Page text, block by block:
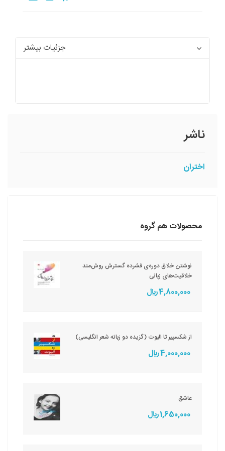
جزئیات بیشتر
ناشر
اختران
محصولات هم گروه
نوشتن خلاق دوره‌ی فشرده گسترش روش‌مند
خلاقیت‌های زبانی
4,800,000 ريال
از شکسپیر تا الیوت (گزیده دو زبانه شعر انگلیسی)
4,000,000 ريال
عاشق
1,650,000 ريال